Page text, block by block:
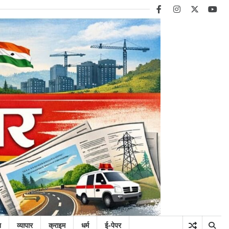
facebookinstagram
twitter
व्यापार क्राइम धर्म ई-पेपर